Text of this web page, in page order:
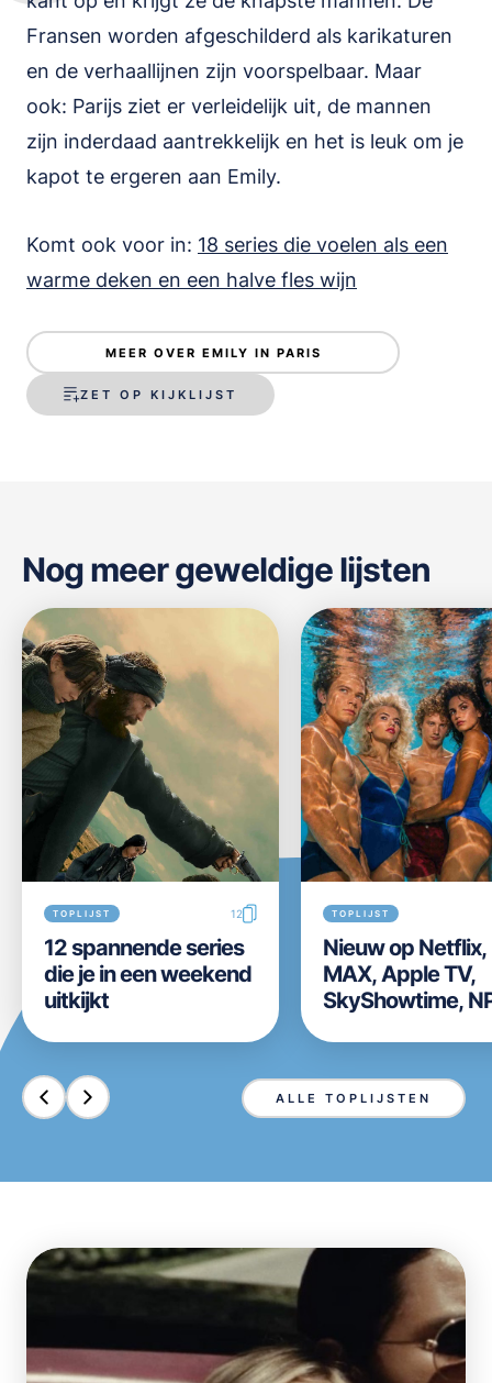
Fransen worden afgeschilderd als karikaturen
en de verhaallijnen zijn voorspelbaar. Maar
ook: Parijs ziet er verleidelijk uit, de mannen
zijn inderdaad aantrekkelijk en het is leuk om je
kapot te ergeren aan Emily.
Komt ook voor in: 18 series die voelen als een
warme deken en een halve fles wijn
MEER OVER EMILY IN PARIS
ZET OP KIJKLIJST
Nog meer geweldige lijsten
TOPLIJST 12
12 spannende series
die je in een weekend
uitkijkt
TOPLIJST
Nieuw op Netflix,
MAX, Apple TV,
SkyShowtime,
Video in week 31
2026
ALLE TOPLIJSTEN